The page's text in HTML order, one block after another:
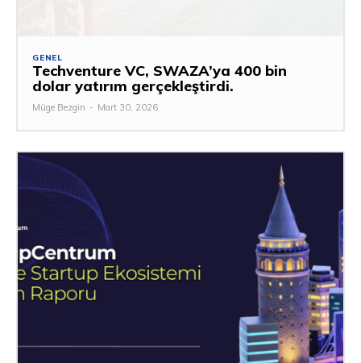
GENEL
Techventure VC, SWAZA’ya 400 bin
dolar yatırım gerçekleştirdi.
Müge Bezgin - Mart 30, 2026